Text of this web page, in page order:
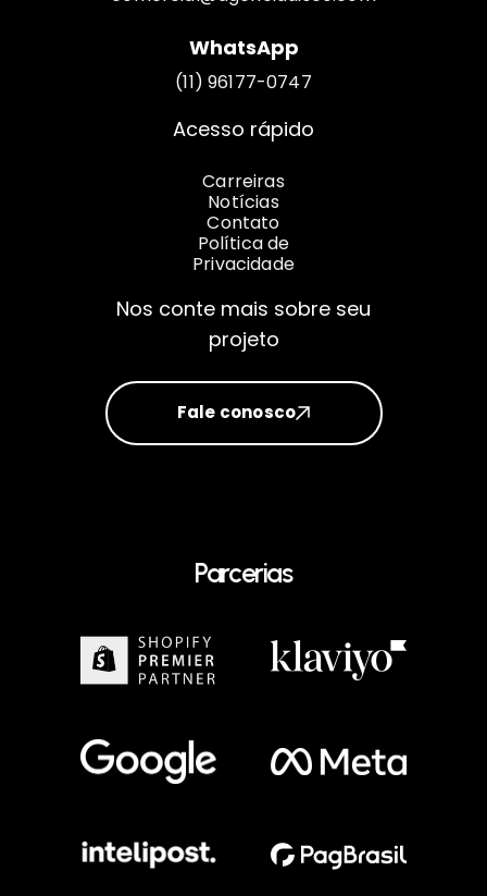
WhatsApp
(11) 96177-0747
Acesso rápido
Carreiras
Notícias
Contato
Política de
Privacidade
Nos conte mais sobre seu
projeto
Fale conosco
Parcerias